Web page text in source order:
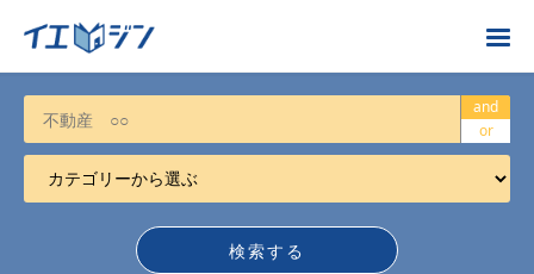
お近くの不動産会社を探す
カテゴリーから選ぶ
不動産売却
and
or